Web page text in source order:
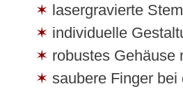
lasergravierte
individuelle
robustes Gehäuse
saubere Finger